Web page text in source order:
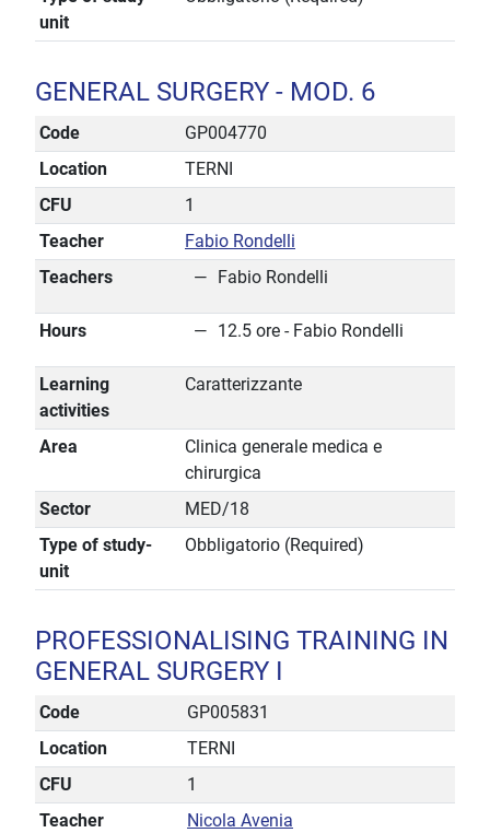
unit
GENERAL SURGERY - MOD. 6
Code
GP004770
Location
TERNI
CFU
1
Teacher
Fabio Rondelli
Teachers
Fabio Rondelli
Hours 12.5 ore - Fabio Rondelli
Learning
activities
Caratterizzante
Area
Clinica generale medica e
chirurgica
Sector
MED/18
Type of study-
unit
Obbligatorio (Required)
PROFESSIONALISING TRAINING IN
GENERAL SURGERY I
Code
GP005831
Location
TERNI
CFU
1
Teacher
Nicola Avenia